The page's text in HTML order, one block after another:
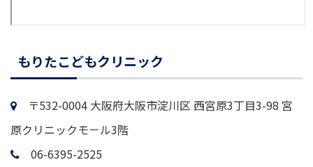
もりたこどもクリニック
〒532-0004 大阪府大阪市淀川区 西宮原3丁目3-98 宮
原クリニックモ－ル3階
06-6395-2525